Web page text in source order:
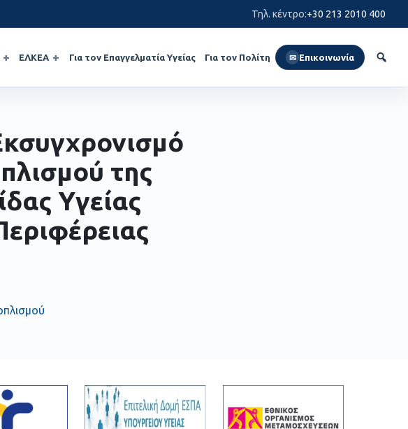
Τηλ. κέντρο:+30 213 2010 400
ΕΛΚΕΑ Για τον Επαγγελματία Υγείας Για τον Πολίτη ✉ Επικοινωνία
της
Υγείας